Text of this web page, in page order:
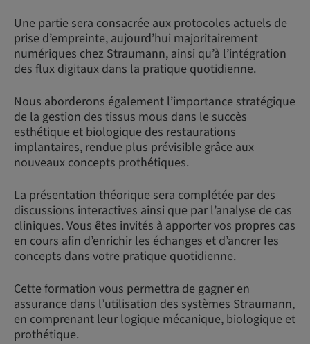
Une partie sera consacrée aux protocoles actuels de
prise d’empreinte, aujourd’hui majoritairement
numériques chez Straumann, ainsi qu’à l’intégration
des flux digitaux dans la pratique quotidienne.
Nous aborderons également l’importance stratégique
de la gestion des tissus mous dans le succès
esthétique et biologique des restaurations
implantaires, rendue plus prévisible grâce aux
nouveaux concepts prothétiques.
La présentation théorique sera complétée par des
discussions interactives ainsi que par l’analyse de cas
cliniques. Vous êtes invités à apporter vos propres cas
en cours afin d’enrichir les échanges et d’ancrer les
concepts dans votre pratique quotidienne.
Cette formation vous permettra de gagner en
assurance dans l’utilisation des systèmes Straumann,
en comprenant leur logique mécanique, biologique et
prothétique.